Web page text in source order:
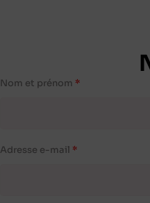
Nom et prénom
Adresse e-mail